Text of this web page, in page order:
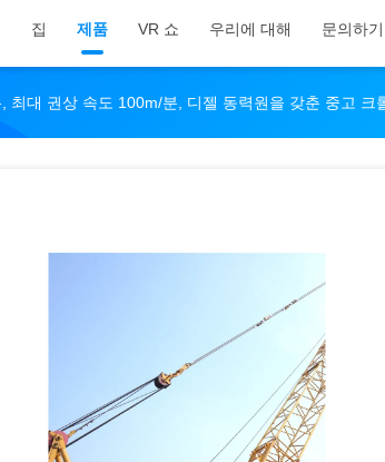
집 제품 VR 쇼 우리에 대해 문의하기
최대 권상 속도 100m/분, 디젤 동력원을 갖춘 중고 크